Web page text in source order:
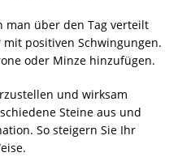
man über den Tag verteilt
positiven Schwingungen.
oder Minze hinzufügen.
und wirksam
Steine aus und
So steigern Sie Ihr